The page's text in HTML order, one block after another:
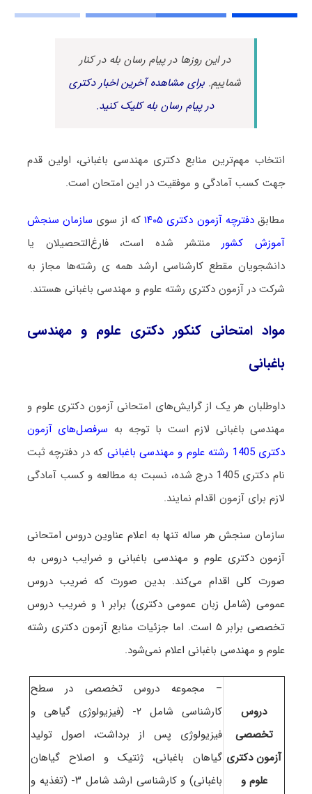
در این روزها در پیام رسان بله در کنار
شماییم.برای مشاهده آخرین اخبار دکتری
در پیام رسان بله کلیک کنید.
انتخاب مهم‌ترین منابع دکتری مهندسی باغبانی، اولین قدم
جهت کسب آمادگی و موفقیت در این امتحان است.
مطابقدفترچه آزمون دکتری ۱۴۰۵ که از سوی سازمان سنجش
آموزش کشورمنتشر شده است، فارغ‌التحصیلان یا
دانشجویان مقطع کارشناسی ارشد همه ی رشته‌ها مجاز به
شرکت در آزمون دکتری رشته علوم و مهندسی باغبانی هستند.
مواد امتحانی کنکور دکتری علوم و مهندسی
باغبانی
داوطلبان هر یک از گرایش‌های امتحانی آزمون دکتری علوم و
مهندسی باغبانی لازم است با توجه به سرفصل‌های آزمون
دکتری 1405 رشته علوم و مهندسی باغبانی
که در دفترچه ثبت
نام دکتری 1405 درج شده، نسبت به مطالعه و کسب آمادگی
لازم برای آزمون اقدام نمایند.
سازمان سنجش هر ساله تنها به اعلام عناوین دروس امتحانی
آزمون دکتری علوم و مهندسی باغبانی و ضرایب دروس به
صورت کلی اقدام می‌کند. بدین صورت که ضریب دروس
عمومی (شامل زبان عمومی دکتری) برابر ۱ و ضریب دروس
تخصصی برابر ۵ است
. اما جزئیات منابع آزمون دکتری رشته
علوم و مهندسی باغبانی اعلام نمی‌شود.
دروس
تخصصی
آزمون دکتری
علوم و
– مجموعه دروس تخصصی در سطح
کارشناسی شامل ۲- (فیزیولوژی گیاهی و
فیزیولوژی پس از برداشت، اصول تولید
گیاهان باغبانی، ژنتیک و اصلاح گیاهان
باغبانی) و کارشناسی ارشد شامل ۳- (تغذیه و